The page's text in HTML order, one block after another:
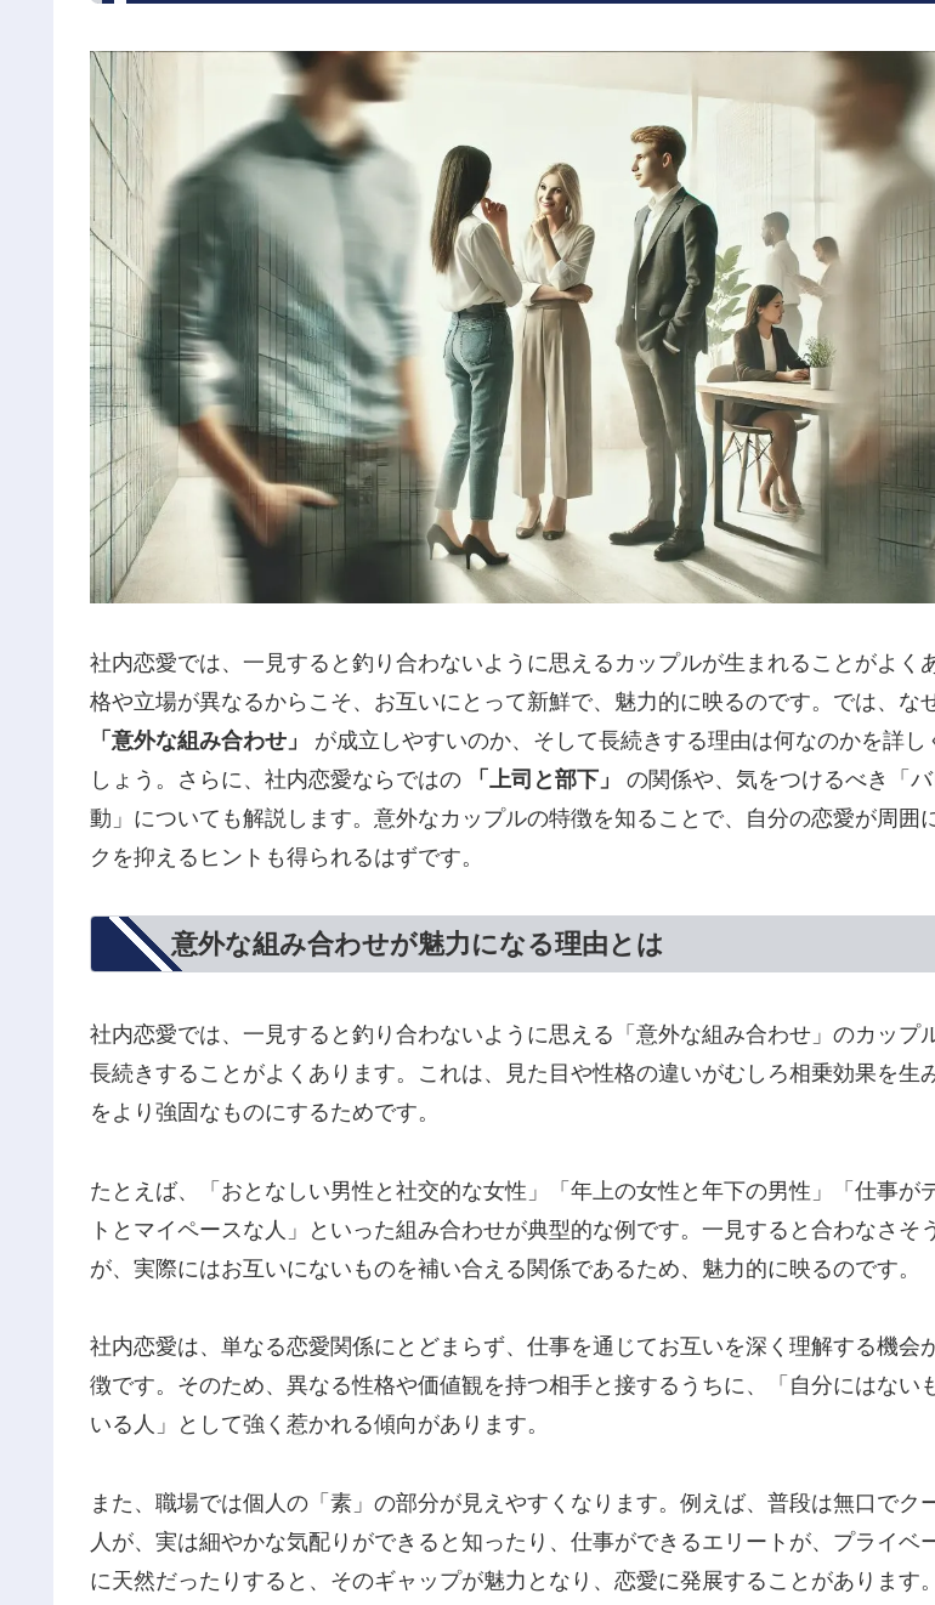
社内恋愛では、一見すると釣り合わないように思えるカップルが生まれることがよく
格や立場が異なるからこそ、お互いにとって新鮮で、魅力的に映るのです。では、な
「意外な組み合わせ」
が成立しやすいのか、そして長続きする理由は何なのかを詳し
しょう。さらに、社内恋愛ならではの
「上司と部下」
の関係や、気をつけるべき「
動」についても解説します。意外なカップルの特徴を知ることで、自分の恋愛が周囲
クを抑えるヒントも得られるはずです。
意外な組み合わせが魅力になる理由とは
社内恋愛では、一見すると釣り合わないように思える「意外な組み合わせ」のカップ
長続きすることがよくあります。これは、見た目や性格の違いがむしろ相乗効果を生
をより強固なものにするためです。
たとえば、「おとなしい男性と社交的な女性」「年上の女性と年下の男性」「仕事が
トとマイペースな人」といった組み合わせが典型的な例です。一見すると合わなさそ
が、実際にはお互いにないものを補い合える関係であるため、魅力的に映るのです。
社内恋愛は、単なる恋愛関係にとどまらず、仕事を通じてお互いを深く理解する機会
徴です。そのため、異なる性格や価値観を持つ相手と接するうちに、「自分にはない
いる人」として強く惹かれる傾向があります。
また、職場では個人の「素」の部分が見えやすくなります。例えば、普段は無口でク
人が、実は細やかな気配りができると知ったり、仕事ができるエリートが、プライベ
に天然だったりすると、そのギャップが魅力となり、恋愛に発展することがあります。